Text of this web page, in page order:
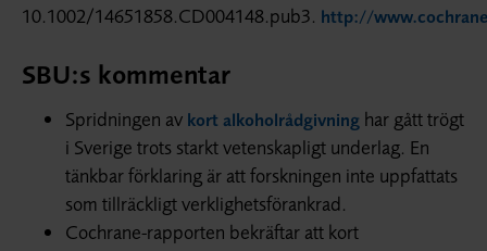
10.1002/14651858.CD004148.pub3. http://
SBU:s kommentar
Spridningen av kort alkoholrådgivning har gått trögt
i Sverige trots starkt vetenskapligt underlag. En
tänkbar förklaring är att forskningen inte uppfattats
som tillräckligt verklighetsförankrad.
Cochrane-rapporten bekräftar att kort